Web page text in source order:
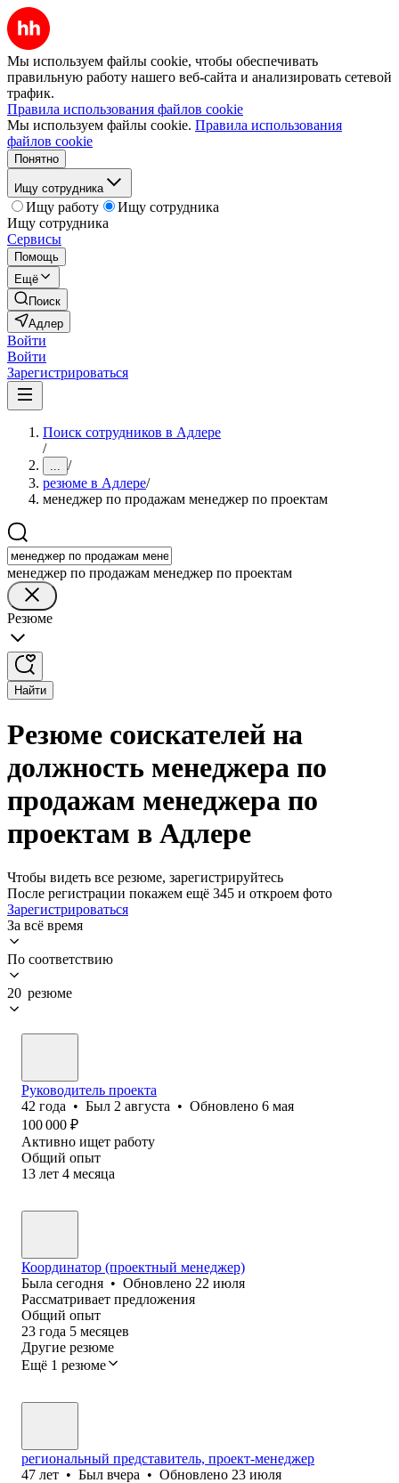
Мы используем файлы cookie, чтобы обеспечивать
правильную работу нашего веб-сайта и анализировать сетевой
трафик.
Правила использования файлов cookie
Мы используем файлы cookie. Правила использования
файлов cookie
Понятно
Ищу сотрудника
Ищу работу
Ищу сотрудника
Ищу сотрудника
Сервисы
Помощь
Ещё
Поиск
Адлер
Войти
Войти
Зарегистрироваться
Поиск сотрудников в Адлере
/
... /
резюме в Адлере/
менеджер по продажам менеджер по проектам
менеджер по продажам менеджер по проектам
Резюме
Найти
Резюме соискателей на
должность менеджера по
продажам менеджера по
проектам в Адлере
Чтобы видеть все резюме, зарегистрируйтесь
После регистрации покажем ещё 345 и откроем фото
Зарегистрироваться
За всё время
По соответствию
20 резюме
Руководитель проекта
42 года • Был 2 августа • Обновлено 6 мая
100 000 ₽
Активно ищет работу
Общий опыт
13 лет 4 месяца
Координатор (проектный менеджер)
Была сегодня • Обновлено 22 июля
Рассматривает предложения
Общий опыт
23 года 5 месяцев
Другие резюме
Ещё 1 резюме
региональный представитель, проект-менеджер
47 лет • Был вчера • Обновлено 23 июля